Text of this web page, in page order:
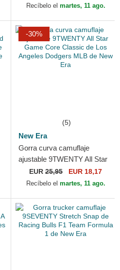
Blue Trucker Hat
Recíbelo el martes, 11 ago.
-30%
(5)
New Era
Gorra curva camuflaje
ajustable 9TWENTY All Star
Game Core Classic de Los
Angeles Dodgers MLB de...
EUR 25,95 EUR 18,17
Recíbelo el martes, 11 ago.